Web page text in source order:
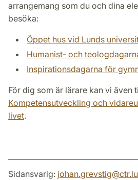
arrangemang som du och dina
besöka:
Öppet hus vid Lunds
Humanist- och
Inspirationsdagarna för
För dig som är lärare kan vi även
Kompetensutveckling och
livet.
Sidansvarig: johan.grevstig@ctr.lu